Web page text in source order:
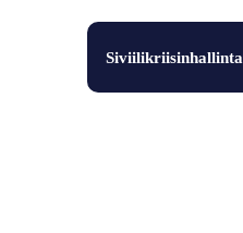
Siviilikriisinhallinta